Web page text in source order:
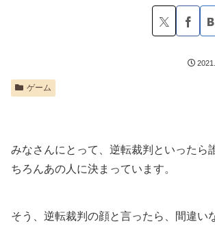
ゲーム
みなさんにとって、逆転裁判といったら
ちろんあの人に決まっています。
そう、逆転裁判の顔と言ったら、間違い